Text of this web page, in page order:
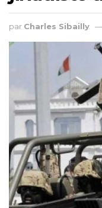
par Charles Sibailly